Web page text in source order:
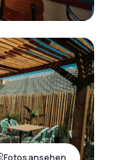
Fotos ansehen